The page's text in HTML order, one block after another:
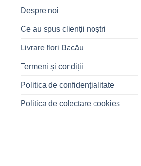
Despre noi
Ce au spus clienții noștri
Livrare flori Bacău
Termeni și condiții
Politica de confidențialitate
Politica de colectare cookies